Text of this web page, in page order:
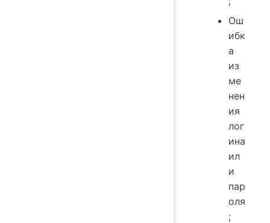
Ош
ибк
а
из
ме
нен
ия
лог
ина
ил
и
пар
оля
;